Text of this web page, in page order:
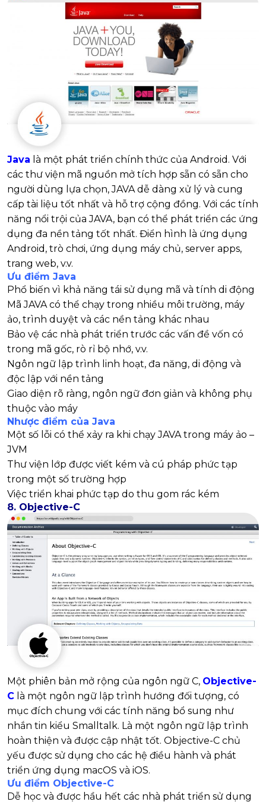
Java là một phát triển chính thức của Android. Với
các thư viện mã nguồn mở tích hợp sẵn có sẵn cho
người dùng lựa chọn, JAVA dễ dàng xử lý và cung
cấp tài liệu tốt nhất và hỗ trợ cộng đồng. Với các tính
năng nổi trội của JAVA, bạn có thể phát triển các ứng
dụng đa nền tảng tốt nhất. Điển hình là ứng dụng
Android, trò chơi, ứng dụng máy chủ, server apps,
trang web, v.v.
Ưu điểm Java
Phổ biến vì khả năng tái sử dụng mã và tính di động
Mã JAVA có thể chạy trong nhiều môi trường, máy
ảo, trình duyệt và các nền tảng khác nhau
Bảo vệ các nhà phát triển trước các vấn đề vốn có
trong mã gốc, rò rỉ bộ nhớ, v.v.
Ngôn ngữ lập trình linh hoạt, đa năng, di động và
độc lập với nền tảng
Giao diện rõ ràng, ngôn ngữ đơn giản và không phụ
thuộc vào máy
Nhược điểm của Java
Một số lỗi có thể xảy ra khi chạy JAVA trong máy ảo –
JVM
Thư viện lớp được viết kém và cú pháp phức tạp
trong một số trường hợp
Việc triển khai phức tạp do thu gom rác kém
8. Objective-C
Một phiên bản mở rộng của ngôn ngữ C, Objective-
C là một ngôn ngữ lập trình hướng đối tượng, có
mục đích chung với các tính năng bổ sung như
nhắn tin kiểu Smalltalk. Là một ngôn ngữ lập trình
hoàn thiện và được cập nhật tốt. Objective-C chủ
yếu được sử dụng cho các hệ điều hành và phát
triển ứng dụng macOS và iOS.
Ưu điểm Objective-C
Dễ học và được hầu hết các nhà phát triển sử dụng